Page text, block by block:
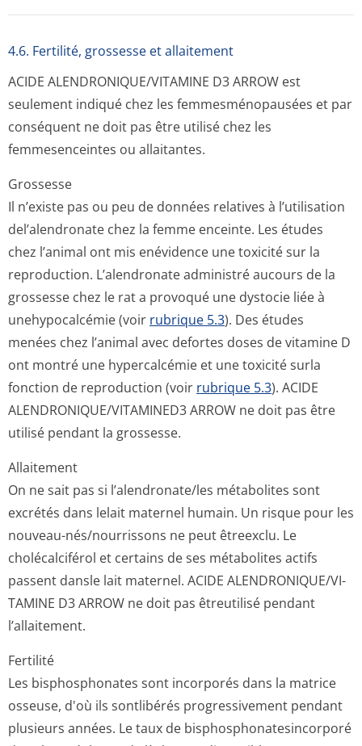
4.6. Fertilité, grossesse et allaitement
ACIDE ALENDRONIQUE/VI­TAMINE D3 ARROW est
seulement indiqué chez les femmesménopausées et par
conséquent ne doit pas être utilisé chez les
femmesenceintes ou allaitantes.
Grossesse
Il n’existe pas ou peu de données relatives à l’utilisation
del’alendronate chez la femme enceinte. Les études
chez l’animal ont mis enévidence une toxicité sur la
reproduction. L’alendronate administré aucours de la
grossesse chez le rat a provoqué une dystocie liée à
unehypocalcémie (voir rubrique 5.3). Des études
menées chez l’animal avec defortes doses de vitamine D
ont montré une hypercalcémie et une toxicité surla
fonction de reproduction (voir rubrique 5.3). ACIDE
ALENDRONIQUE/VI­TAMINED3 ARROW ne doit pas être
utilisé pendant la grossesse.
Allaitement
On ne sait pas si l’alendronate/les métabolites sont
excrétés dans lelait maternel humain. Un risque pour les
nouveau-nés/nourrissons ne peut êtreexclu. Le
cholécalciférol et certains de ses métabolites actifs
passent dansle lait maternel. ACIDE ALENDRONIQUE/VI­
TAMINE D3 ARROW ne doit pas êtreutilisé pendant
l’allaitement.
Fertilité
Les bisphosphonates sont incorporés dans la matrice
osseuse, d'où ils sontlibérés progressivement pendant
plusieurs années. Le taux de bisphosphonate­sincorporé